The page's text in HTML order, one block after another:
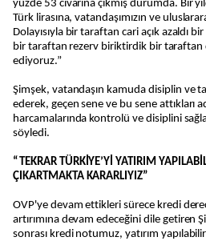
yüzde 53 civarına çıkmış durumda. Bir
Türk lirasına, vatandaşımızın ve
Dolayısıyla bir taraftan cari açık azaldı
bir taraftan rezerv biriktirdik bir taraftan
ediyoruz.”
Şimşek, vatandaşın kamuda disiplin ve
ederek, geçen sene ve bu sene attıkları
harcamalarında kontrolü ve disiplini
söyledi.
“TEKRAR TÜRKİYE’Yİ YATIRIM
ÇIKARTMAKTA KARARLIYIZ”
OVP'ye devam ettikleri sürece kredi
artırımına devam edeceğini dile getiren
sonrası kredi notumuz, yatırım